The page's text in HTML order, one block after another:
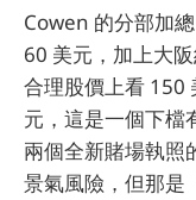
Cowen 的分部加
60 美元，加上大
合理股價上看
元，這是一個下檔
兩個全新賭場執照
景氣風險，但那